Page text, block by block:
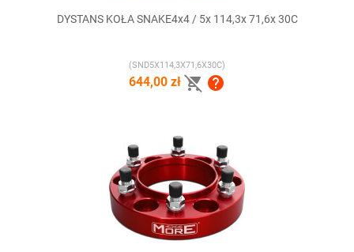
DYSTANS KOŁA SNAKE4x4 / 5x 114,3x 71,6x 30C
(SND5X114,3X71,6X30C)
644,00 zł  